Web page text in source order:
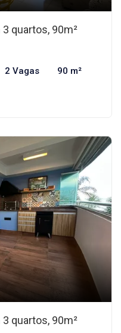
quartos, 90m²
2 Vagas 90 m²
quartos, 90m²